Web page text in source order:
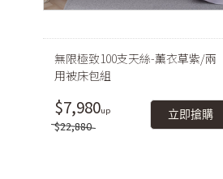
無限極致100支天絲-薰衣草紫/兩
用被床包組
$7,980
$22,880
立即搶購